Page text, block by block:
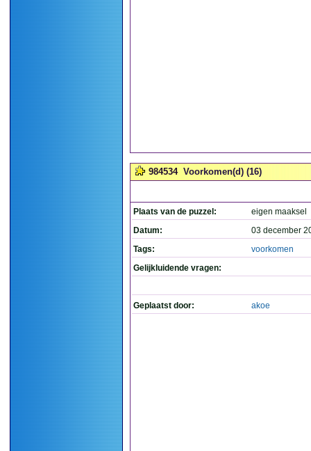
984534 Voorkomen(d) (16)
Plaats van de puzzel:
eigen maaksel
Datum:
03 december
Tags:
voorkomen
Gelijkluidende vragen:
Geplaatst door: akoe